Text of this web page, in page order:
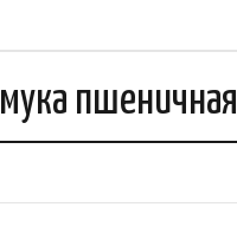
мука пшеничная